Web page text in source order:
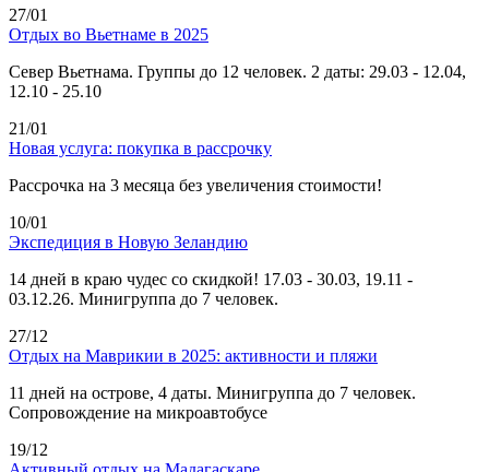
27/01
Отдых во Вьетнаме в 2025
Север Вьетнама. Группы до 12 человек. 2 даты: 29.03 - 12.04,
12.10 - 25.10
21/01
Новая услуга: покупка в рассрочку
Рассрочка на 3 месяца без увеличения стоимости!
10/01
Экспедиция в Новую Зеландию
14 дней в краю чудес со скидкой! 17.03 - 30.03, 19.11 -
03.12.26. Минигруппа до 7 человек.
27/12
Отдых на Маврикии в 2025: активности и пляжи
11 дней на острове, 4 даты. Минигруппа до 7 человек.
Сопровождение на микроавтобусе
19/12